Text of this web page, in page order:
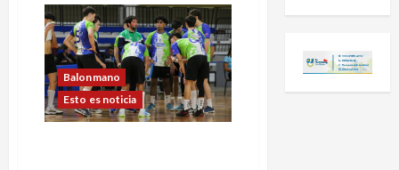
Balonmano
Esto es noticia